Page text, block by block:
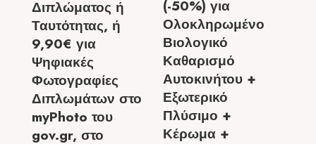
Διπλώματος ή
Ταυτότητας, ή
9,90€ για
Ψηφιακές
Φωτογραφίες
Διπλωμάτων στο
myPhoto του
gov.gr, στο
(-50%) για
Ολοκληρωμένο
Βιολογικό
Καθαρισμό
Αυτοκινήτου +
Εξωτερικό
Πλύσιμο +
Κέρωμα +